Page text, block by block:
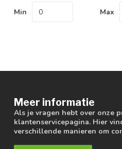
Min Max
Meer informatie
Als je vragen hebt over onze
klantenservicepagina. Hier
verschillende manieren om